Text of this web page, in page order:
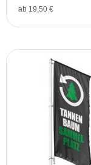
ab 19,50 €